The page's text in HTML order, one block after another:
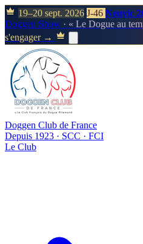
19–20 sept. 2026 J-46 Neuvic
Doggen Show · « Le Dogue au
s'engager →
Doggen Club de France
Depuis 1923 · SCC · FCI
Le Club